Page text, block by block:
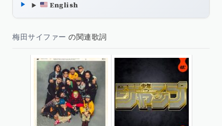
English
梅田サイファー の関連歌詞